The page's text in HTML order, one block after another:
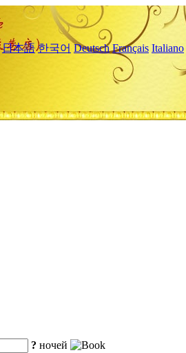
日本語 한국어 Deutsch Français Italiano
? ночей